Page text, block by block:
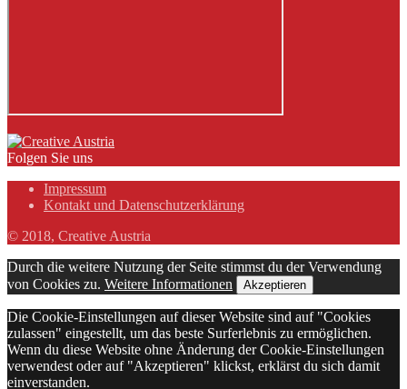
Folgen Sie uns
Impressum
Kontakt und Datenschutzerklärung
© 2018, Creative Austria
Durch die weitere Nutzung der Seite stimmst du der Verwendung
von Cookies zu. Weitere Informationen Akzeptieren
Die Cookie-Einstellungen auf dieser Website sind auf "Cookies
zulassen" eingestellt, um das beste Surferlebnis zu ermöglichen.
Wenn du diese Website ohne Änderung der Cookie-Einstellungen
verwendest oder auf "Akzeptieren" klickst, erklärst du sich damit
einverstanden.